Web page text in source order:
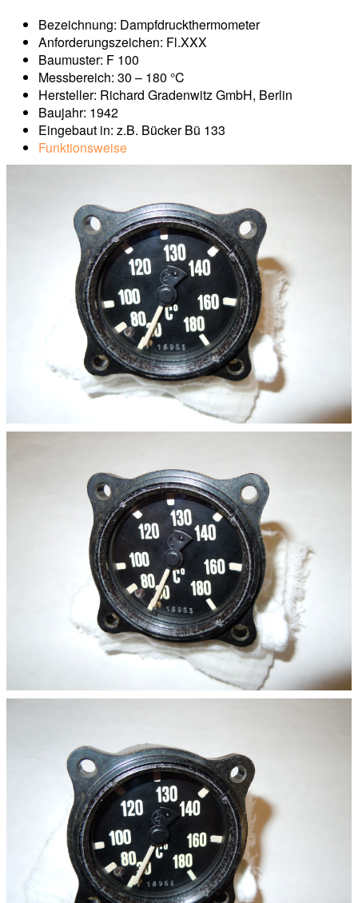
Bezeichnung: Dampfdruckthermometer
Anforderungszeichen: Fl.XXX
Baumuster: F 100
Messbereich: 30 – 180 °C
Hersteller: Richard Gradenwitz GmbH, Berlin
Baujahr: 1942
Eingebaut in: z.B. Bücker Bü 133
Funktionsweise